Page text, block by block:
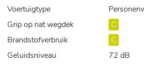
Voertuigtype
Grip op nat wegdek
C
Brandstofverbruik
C
Geluidsniveau
72 dB